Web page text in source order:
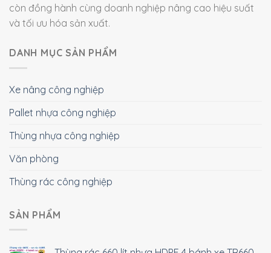
còn đồng hành cùng doanh nghiệp nâng cao hiệu suất
và tối ưu hóa sản xuất.
DANH MỤC SẢN PHẨM
Xe nâng công nghiệp
Pallet nhựa công nghiệp
Thùng nhựa công nghiệp
Văn phòng
Thùng rác công nghiệp
SẢN PHẨM